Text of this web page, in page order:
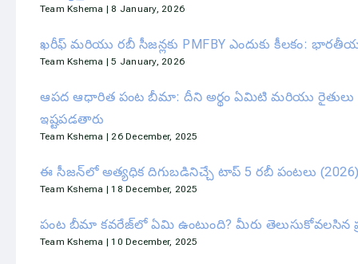
Team Kshema 8 January, 2026
ఖరీఫ్ మరియు రబీ సీజన్లకు PMFBY ఎందుకు కీలకం:
Team Kshema 5 January, 2026
ఆపద ఆధారిత పంట బీమా: దీని అర్థం ఏమిటి మరియు రైతులు
ఇష్టపడతారు
Team Kshema 26 December, 2025
ఈ సీజన్‌లో అత్యధిక దిగుబడినిచ్చే టాప్ 5 రబీ పంటలు
Team Kshema 18 December, 2025
పంట బీమా కవరేజ్‌లో ఏమి ఉంటుంది? మీరు తెలుసుకోవలసిన
Team Kshema 10 December, 2025